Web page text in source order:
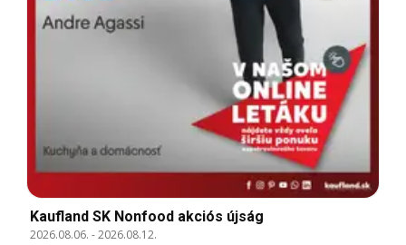
Kaufland SK Nonfood akciós újság
2026.08.06. -2026.08.12.